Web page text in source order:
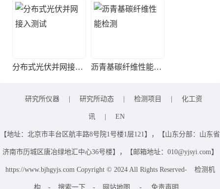
分布式光伏并网接入测试 沥青基碳纤维性能检测
研究所仪器 研究所动态 检测项目 化工资
讯 EN
【地址：北京市丰台区航丰路8号院1号楼1层121】，【山东分部：山东省
济南市历城区唐冶绿地汇中心36号楼】，【邮箱地址：010@yjsyi.com】
https://www.bjhgyjs.com Copyright © 2024 All Rights Reserved- 检测机
构 - 搜索一下 - 网站地图 - 免责声明